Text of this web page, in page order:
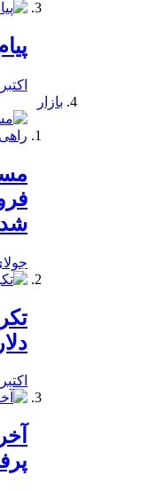
اکتبر 19, 2019
بازار
جولای 2,
دلار 11 400
اکتبر 17, 2019